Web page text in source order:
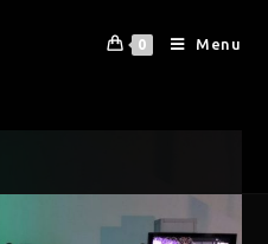
0 Menu